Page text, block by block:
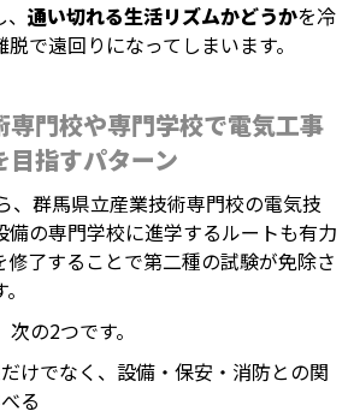
通い切れる生活リズムかどうかを冷
で遠回りになってしまいます。
専門校や専門学校で電気工事
指すパターン
、群馬県立産業技術専門校の電気技
備の専門学校に進学するルートも有力
修了することで第二種の試験が免除さ
の2つです。
けでなく、設備・保安・消防との関
る